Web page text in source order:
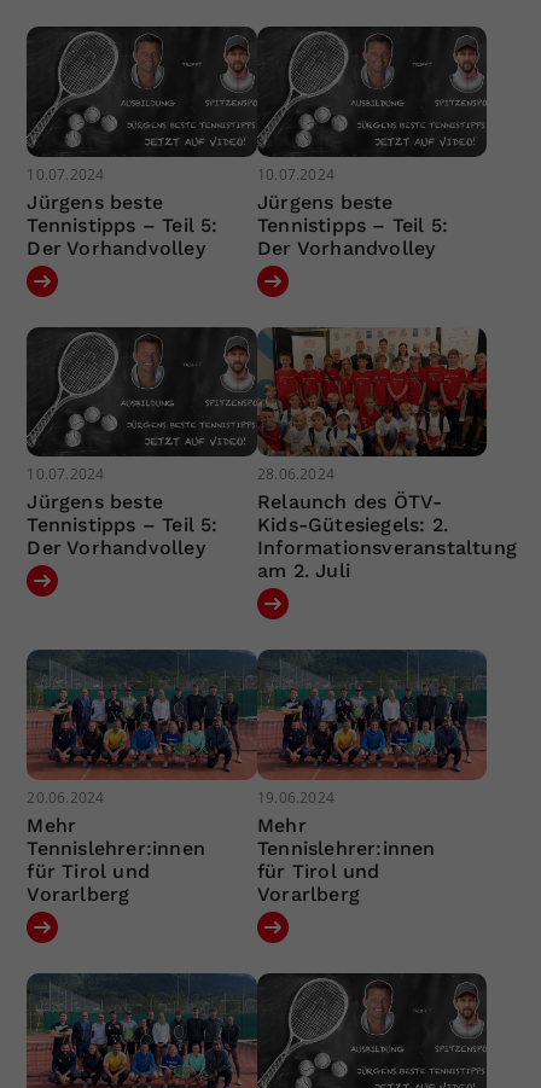
10.07.2024
Jürgens beste
Tennistipps – Teil 5:
Der Vorhandvolley
10.07.2024
Jürgens beste
Tennistipps – Teil 5:
Der Vorhandvolley
10.07.2024
Jürgens beste
Tennistipps – Teil 5:
Der Vorhandvolley
28.06.2024
Relaunch des ÖTV-
Kids-Gütesiegels: 2.
Informationsveranstaltung
am 2. Juli
20.06.2024
Mehr
Tennislehrer:innen
für Tirol und
Vorarlberg
19.06.2024
Mehr
Tennislehrer:innen
für Tirol und
Vorarlberg